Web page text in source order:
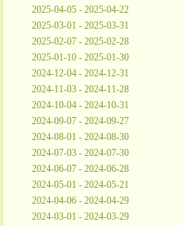
2025-04-05 - 2025-04-22
2025-03-01 - 2025-03-31
2025-02-07 - 2025-02-28
2025-01-10 - 2025-01-30
2024-12-04 - 2024-12-31
2024-11-03 - 2024-11-28
2024-10-04 - 2024-10-31
2024-09-07 - 2024-09-27
2024-08-01 - 2024-08-30
2024-07-03 - 2024-07-30
2024-06-07 - 2024-06-28
2024-05-01 - 2024-05-21
2024-04-06 - 2024-04-29
2024-03-01 - 2024-03-29